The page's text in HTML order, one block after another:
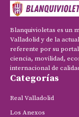
Blanquivioletas es un
Valladolid y de la
referente por su
ciencia, movilidad,
internacional de
Categorías
Real Valladolid
Los Anexos